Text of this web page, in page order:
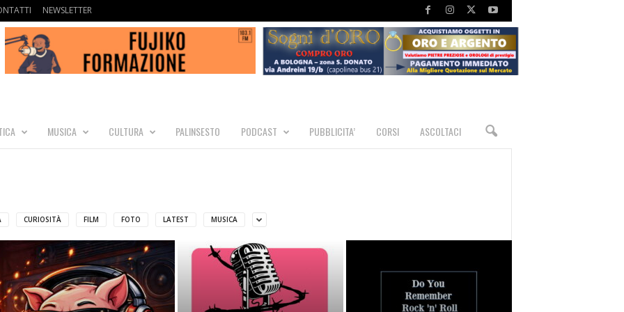
NEWSLETTER
MUSICA CULTURA PALINSESTO PODCAST PUBBLICITA’ CORSI ASCOLTACI
CURIOSITÀ FILM FOTO LATEST MUSICA